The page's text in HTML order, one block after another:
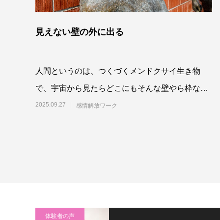
見えない壁の外に出る
人間というのは、つくづくメンドクサイ生き物
で、宇宙から見たらどこにもそんな壁やら枠なん
てないところに、ありとあらゆる壁や枠を作って
2025.09.27 感情解放ワーク
体験者の声